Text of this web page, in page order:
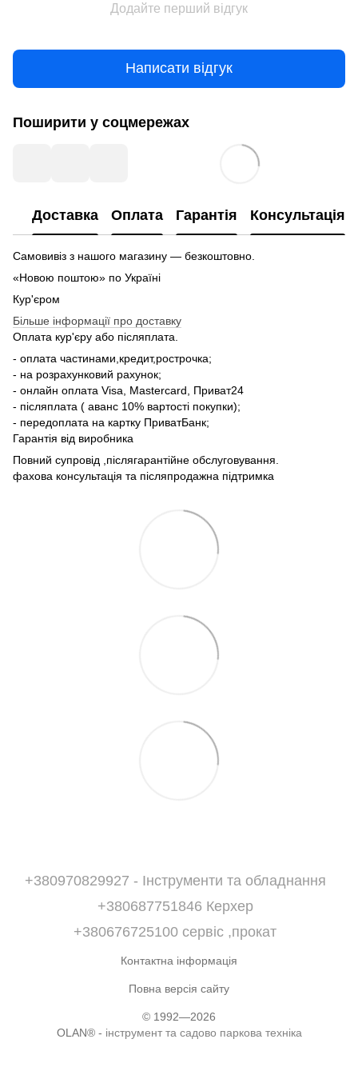
Додайте перший відгук
Написати відгук
Поширити у соцмережах
Доставка Оплата Гарантія Консультація
Самовивіз з нашого магазину — безкоштовно.
«Новою поштою» по Україні
Кур'єром
Більше інформації про доставку
Оплата кур'єру або післяплата.
- оплата частинами,кредит,рострочка;
- на розрахунковий рахунок;
- онлайн оплата Visa, Mastercard, Приват24
- післяплата ( аванс 10% вартості покупки);
- передоплата на картку ПриватБанк;
Гарантія від виробника
Повний супровід ,післягарантійне обслуговування.
фахова консультація та післяпродажна підтримка
+380970829927 - Інструменти та обладнання
+380687751846 Керхер
+380676725100 сервіс ,прокат
Контактна інформація
Повна версія сайту
© 1992—2026
OLAN® - інструмент та садово паркова техніка